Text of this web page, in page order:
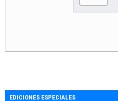
EDICIONES ESPECIALES